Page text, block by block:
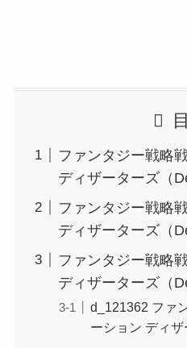
ファンタジー戦略
ディザーターズ（
ファンタジー戦略
ディザーターズ（
ファンタジー戦略
ディザーターズ（
d_121362 ファ
ーション ディザ